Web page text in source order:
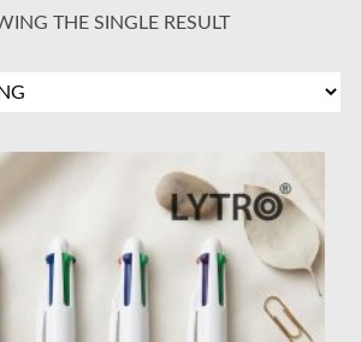
THE SINGLE RESULT